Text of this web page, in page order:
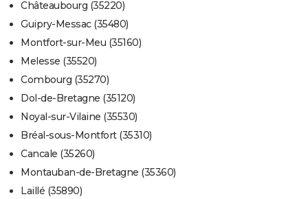
Châteaubourg (35220)
Guipry-Messac (35480)
Montfort-sur-Meu (35160)
Melesse (35520)
Combourg (35270)
Dol-de-Bretagne (35120)
Noyal-sur-Vilaine (35530)
Bréal-sous-Montfort (35310)
Cancale (35260)
Montauban-de-Bretagne (35360)
Laillé (35890)